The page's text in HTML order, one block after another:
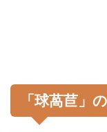
「球萵苣」